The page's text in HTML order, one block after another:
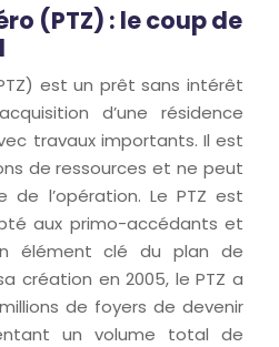
(PTZ) : le coup de
est un prêt sans intérêt
d’une résidence
travaux importants. Il est
de ressources et ne peut
de l’opération. Le PTZ est
aux primo-accédants et
élément clé du plan de
création en 2005, le PTZ a
de foyers de devenir
un volume total de